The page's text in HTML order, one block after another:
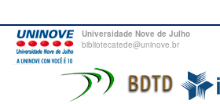
Universidade Nove de Julho
bibliotecatede@uninove.br